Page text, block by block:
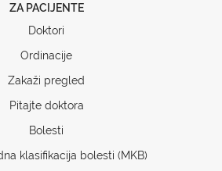
ZA PACIJENTE
Doktori
Ordinacije
Zakaži pregled
Pitajte doktora
Bolesti
klasifikacija bolesti (MKB)